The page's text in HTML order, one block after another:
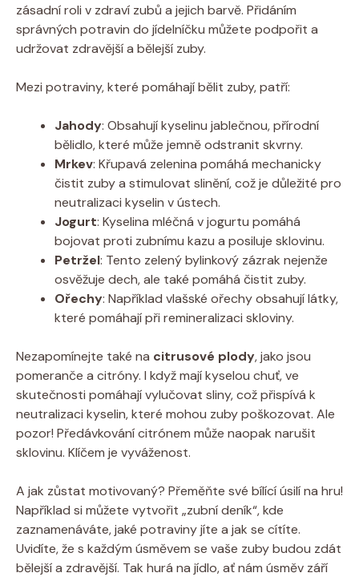
zásadní roli v zdraví zubů a jejich barvě. Přidáním
správných potravin do jídelníčku můžete podpořit a
udržovat zdravější a bělejší zuby.
Mezi potraviny, které pomáhají bělit zuby, patří:
Jahody: Obsahují kyselinu jablečnou, přírodní
bělidlo, které může jemně odstranit skvrny.
Mrkev: Křupavá zelenina pomáhá mechanicky
čistit zuby a stimulovat slinění, což je důležité pro
neutralizaci kyselin v ústech.
Jogurt: Kyselina mléčná v jogurtu pomáhá
bojovat proti zubnímu kazu a posiluje sklovinu.
Petržel: Tento zelený bylinkový zázrak nejenže
osvěžuje dech, ale také pomáhá čistit zuby.
Ořechy: Například vlašské ořechy obsahují látky,
které pomáhají při remineralizaci skloviny.
Nezapomínejte také na citrusové plody, jako jsou
pomeranče a citróny. I když mají kyselou chuť, ve
skutečnosti pomáhají vylučovat sliny, což přispívá k
neutralizaci kyselin, které mohou zuby poškozovat. Ale
pozor! Předávkování citrónem může naopak narušit
sklovinu. Klíčem je vyváženost.
A jak zůstat motivovaný? Přeměňte své bílící úsilí na hru!
Například si můžete vytvořit „zubní deník“, kde
zaznamenáváte, jaké potraviny jíte a jak se cítíte.
Uvidíte, že s každým úsměvem se vaše zuby budou zdát
bělejší a zdravější. Tak hurá na jídlo, ať nám úsměv září